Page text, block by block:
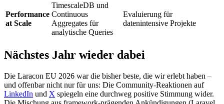
Performance
at Scale
TimescaleDB und
Continuous
Aggregates für
analytische Queries
Evaluierung für
datenintensive Projekte
Nächstes Jahr wieder dabei
Die Laracon EU 2026 war die bisher beste, die wir erlebt haben –
und offenbar nicht nur für uns: Die Community-Reaktionen auf
LinkedIn und X spiegeln eine durchweg positive Stimmung wider.